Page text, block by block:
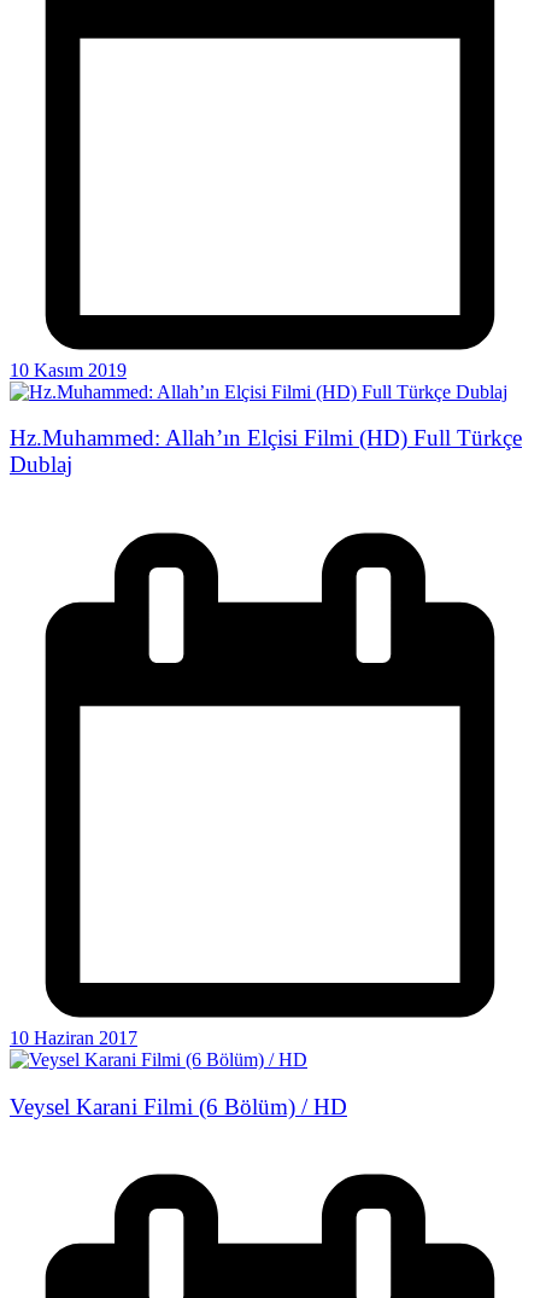
10 Kasım 2019
Hz.Muhammed: Allah’ın Elçisi Filmi (HD) Full Türkçe
Dublaj
10 Haziran 2017
Veysel Karani Filmi (6 Bölüm) / HD